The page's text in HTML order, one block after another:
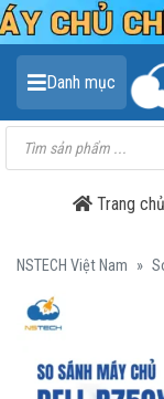
Danh mục
Tìm
kiếm
sản
Trang chủ
NSTECH Việt Nam »